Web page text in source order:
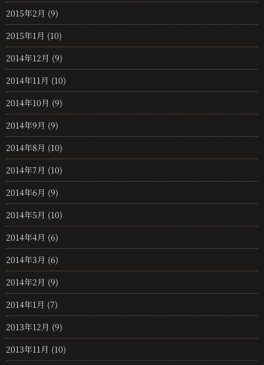
2015年2月 (9)
2015年1月 (10)
2014年12月 (9)
2014年11月 (10)
2014年10月 (9)
2014年9月 (9)
2014年8月 (10)
2014年7月 (10)
2014年6月 (9)
2014年5月 (10)
2014年4月 (6)
2014年3月 (6)
2014年2月 (9)
2014年1月 (7)
2013年12月 (9)
2013年11月 (10)